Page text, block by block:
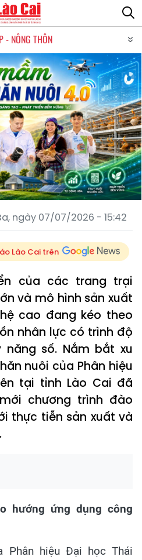
- NÔNG THÔN
ngày 07/07/2026 - 15:42
Lào Cai trên
của các trang trại
và mô hình sản xuất
cao đang kéo theo
nhân lực có trình độ
năng số. Nắm bắt xu
nuôi của Phân hiệu
tại tỉnh Lào Cai đã
chương trình đào
thực tiễn sản xuất và
hướng ứng dụng công
Phân hiệu Đại học Thái